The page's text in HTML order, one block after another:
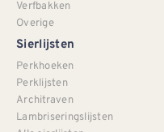
Verfbakken
Overige
Sierlijsten
Perkhoeken
Perklijsten
Architraven
Lambriseringslijsten